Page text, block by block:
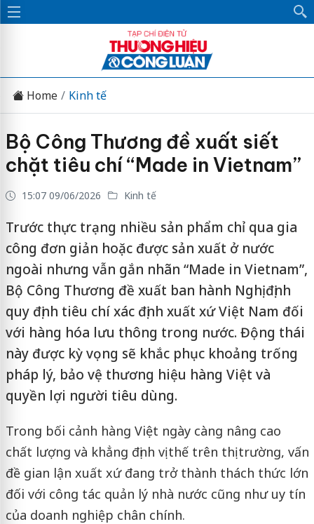
Home Kinh tế
Bộ Công Thương đề xuất siết
chặt tiêu chí “Made in Vietnam”
15:07 09/06/2026 Kinh tế
Trước thực trạng nhiều sản phẩm chỉ qua gia
công đơn giản hoặc được sản xuất ở nước
ngoài nhưng vẫn gắn nhãn “Made in Vietnam”,
Bộ Công Thương đề xuất ban hành Nghị định
quy định tiêu chí xác định xuất xứ Việt Nam đối
với hàng hóa lưu thông trong nước. Động thái
này được kỳ vọng sẽ khắc phục khoảng trống
pháp lý, bảo vệ thương hiệu hàng Việt và
quyền lợi người tiêu dùng.
Trong bối cảnh hàng Việt ngày càng nâng cao
chất lượng và khẳng định vị thế trên thị trường, vấn
đề gian lận xuất xứ đang trở thành thách thức lớn
đối với công tác quản lý nhà nước cũng như uy tín
của doanh nghiệp chân chính.